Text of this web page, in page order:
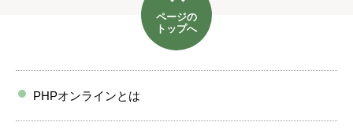
ページの
トップへ
PHPオンラインとは